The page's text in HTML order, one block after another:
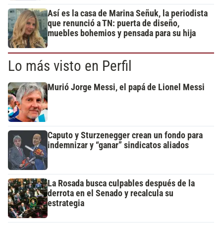
Así es la casa de Marina Señuk, la periodista
que renunció a TN: puerta de diseño,
muebles bohemios y pensada para su hija
Lo más visto en Perfil
Murió Jorge Messi, el papá de Lionel Messi
Caputo y Sturzenegger crean un fondo para
indemnizar y “ganar” sindicatos aliados
La Rosada busca culpables después de la
derrota en el Senado y recalcula su
estrategia